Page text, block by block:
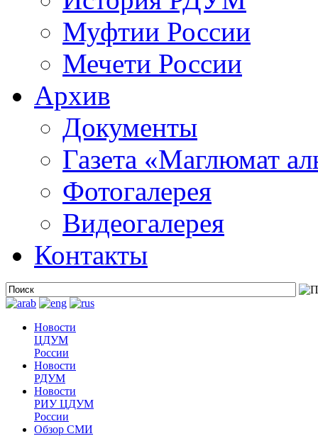
Муфтии России
Мечети России
Архив
Документы
Газета «Маглюмат
Фотогалерея
Видеогалерея
Контакты
Новости
ЦДУМ
России
Новости
РДУМ
Новости
РИУ ЦДУМ
России
Обзор СМИ